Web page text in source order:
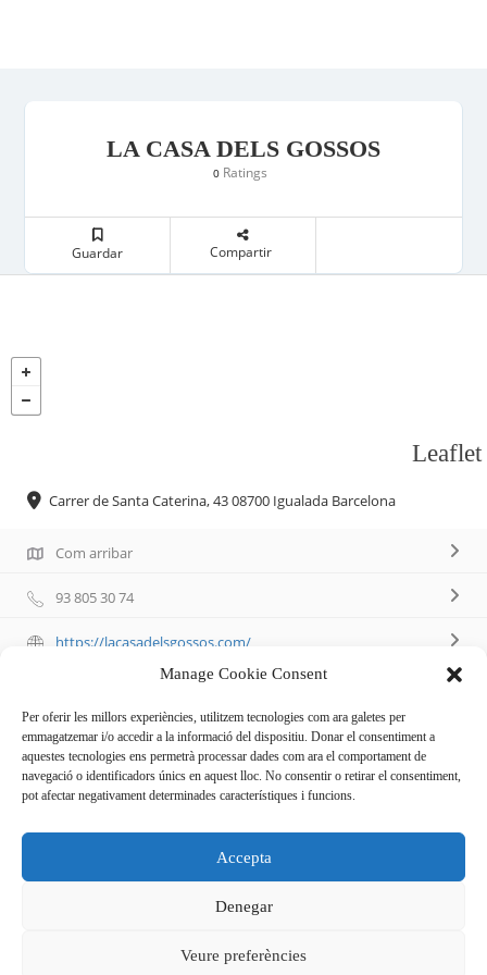
Manage Cookie Consent
Per oferir les millors experiències, utilitzem tecnologies com ara galetes per
emmagatzemar i/o accedir a la informació del dispositiu. Donar el consentiment a
aquestes tecnologies ens permetrà processar dades com ara el comportament de
navegació o identificadors únics en aquest lloc. No consentir o retirar el consentiment,
pot afectar negativament determinades característiques i funcions.
Accepta
Denegar
Veure preferències
LA CASA DELS GOSSOS
0 Ratings
Guardar Compartir
Leaflet
Carrer de Santa Caterina, 43 08700 Igualada Barcelona
Com arribar
93 805 30 74
https://lacasadelsgossos.com/
Descripció
Botiga d’animals